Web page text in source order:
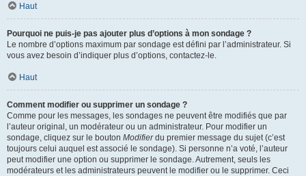
Haut
Pourquoi ne puis-je pas ajouter plus d’options à mon sondage ?
Le nombre d’options maximum par sondage est défini par l’administrateur. Si
vous avez besoin d’indiquer plus d’options, contactez-le.
Haut
Comment modifier ou supprimer un sondage ?
Comme pour les messages, les sondages ne peuvent être modifiés que par
l’auteur original, un modérateur ou un administrateur. Pour modifier un
sondage, cliquez sur le bouton Modifierdu premier message du sujet (c’est
toujours celui auquel est associé le sondage). Si personne n’a voté, l’auteur
peut modifier une option ou supprimer le sondage. Autrement, seuls les
modérateurs et les administrateurs peuvent le modifier ou le supprimer. Ceci